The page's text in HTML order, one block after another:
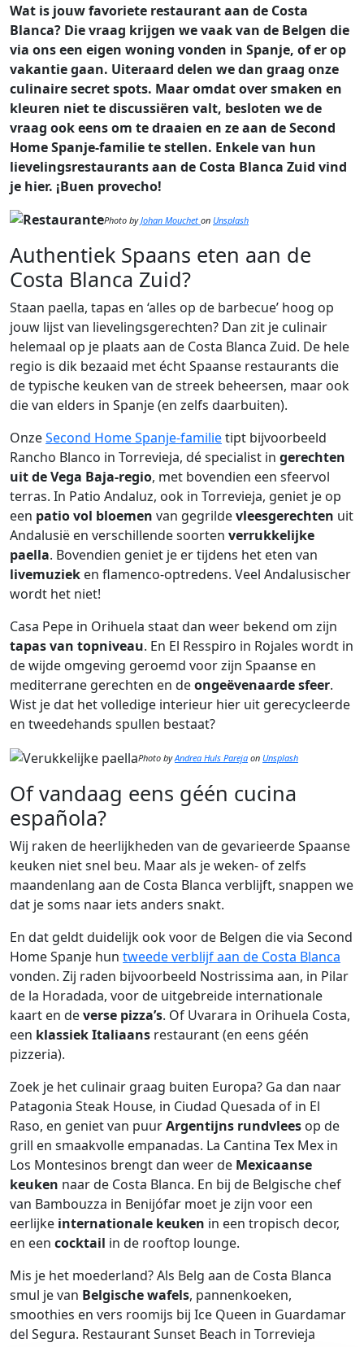
Wat is jouw favoriete restaurant aan de Costa
Blanca? Die vraag krijgen we vaak van de Belgen die
via ons een eigen woning vonden in Spanje, of er op
vakantie gaan. Uiteraard delen we dan graag onze
culinaire secret spots. Maar omdat over smaken en
kleuren niet te discussiëren valt, besloten we de
vraag ook eens om te draaien en ze aan de Second
Home Spanje-familie te stellen. Enkele van hun
lievelingsrestaurants aan de Costa Blanca Zuid vind
je hier. ¡Buen provecho!
Photo byJohan Mouchet on Unsplash
Authentiek Spaans eten aan de
Costa Blanca Zuid?
Staan paella, tapas en ‘alles op de barbecue’ hoog op
jouw lijst van lievelingsgerechten? Dan zit je culinair
helemaal op je plaats aan de Costa Blanca Zuid. De hele
regio is dik bezaaid met écht Spaanse restaurants die
de typische keuken van de streek beheersen, maar ook
die van elders in Spanje (en zelfs daarbuiten).
OnzeSecond Home Spanje-familietipt bijvoorbeeld
Rancho Blanco in Torrevieja, dé specialist in gerechten
uit de Vega Baja-regio, met bovendien een sfeervol
terras. In Patio Andaluz, ook in Torrevieja, geniet je op
een patio vol bloemen van gegrildevleesgerechten uit
Andalusië en verschillende soorten verrukkelijke
paella. Bovendien geniet je er tijdens het eten van
livemuziek en flamenco-optredens. Veel Andalusischer
wordt het niet!
Casa Pepe in Orihuela staat dan weer bekend om zijn
tapas van topniveau. En El Resspiro in Rojales wordt in
de wijde omgeving geroemd voor zijn Spaanse en
mediterrane gerechten en deongeëvenaarde sfeer.
Wist je dat het volledige interieur hier uit gerecycleerde
en tweedehands spullen bestaat?
Photo byAndrea Huls Pareja on Unsplash
Of vandaag eens géén cucina
española?
Wij raken de heerlijkheden van de gevarieerde Spaanse
keuken niet snel beu. Maar als je weken- of zelfs
maandenlang aan de Costa Blanca verblijft, snappen we
dat je soms naar iets anders snakt.
En dat geldt duidelijk ook voor de Belgen die via Second
Home Spanje hun tweede verblijf aan de Costa Blanca
vonden. Zij raden bijvoorbeeld Nostrissima aan, in Pilar
de la Horadada, voor de uitgebreide internationale
kaart en deverse pizza’s. Of Uvarara in Orihuela Costa,
een klassiek Italiaans restaurant (en eens géén
pizzeria).
Zoek je het culinair graag buiten Europa? Ga dan naar
Patagonia Steak House, in Ciudad Quesada of in El
Raso, en geniet van puurArgentijns rundvlees op de
grill en smaakvolle empanadas. La Cantina Tex Mex in
Los Montesinos brengt dan weer de Mexicaanse
keuken naar de Costa Blanca. En bij de Belgische chef
van Bambouzza in Benijófar moet je zijn voor een
eerlijke internationale keuken in een tropisch decor,
en een cocktail in de rooftop lounge.
Mis je het moederland? Als Belg aan de Costa Blanca
smul je van Belgische wafels, pannenkoeken,
smoothies en vers roomijs bij Ice Queen in Guardamar
del Segura. Restaurant Sunset Beach in Torrevieja